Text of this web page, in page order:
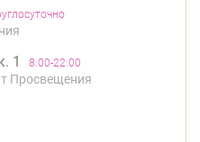
1 8:00-22:00
Просвещения